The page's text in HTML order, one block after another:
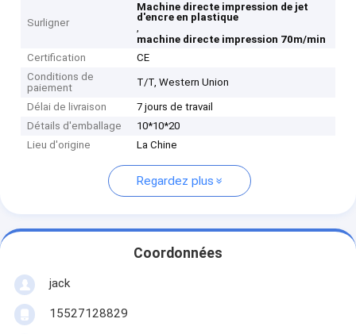
Surligner
Machine directe impression de jet
d'encre en plastique
,
machine directe impression 70m/min
Certification
CE
Conditions de
paiement
T/T, Western Union
Délai de livraison
7 jours de travail
Détails d'emballage
10*10*20
Lieu d'origine
La Chine
Regardez plus
Coordonnées
jack
15527128829